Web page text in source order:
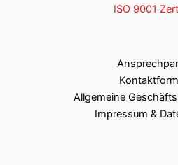
pt220-32mm
ISO 9001
Allgemeine
Impressum &